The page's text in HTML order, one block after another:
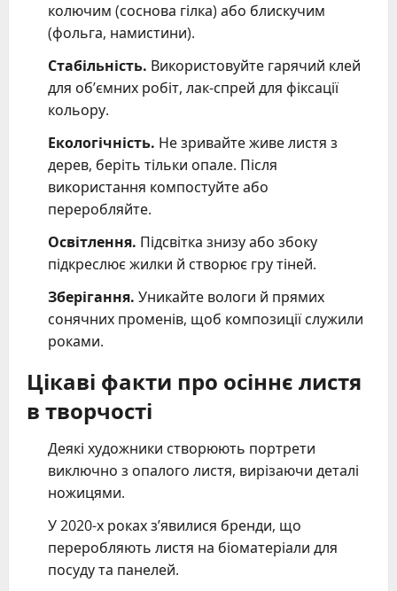
колючим (соснова гілка) або блискучим
(фольга, намистини).
Стабільність. Використовуйте гарячий клей
для об’ємних робіт, лак-спрей для фіксації
кольору.
Екологічність. Не зривайте живе листя з
дерев, беріть тільки опале. Після
використання компостуйте або
переробляйте.
Освітлення. Підсвітка знизу або збоку
підкреслює жилки й створює гру тіней.
Зберігання. Уникайте вологи й прямих
сонячних променів, щоб композиції служили
роками.
Цікаві факти про осіннє листя
в творчості
Деякі художники створюють портрети
виключно з опалого листя, вирізаючи деталі
ножицями.
У 2020-х роках з’явилися бренди, що
переробляють листя на біоматеріали для
посуду та панелей.